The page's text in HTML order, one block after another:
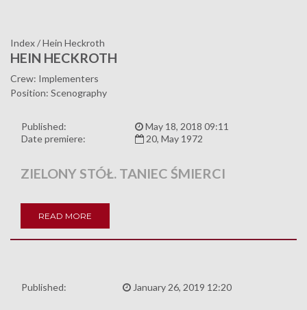
Index/Hein Heckroth
HEIN HECKROTH
Crew: Implementers
Position: Scenography
Published:
May 18, 2018 09:11
Date premiere:
20, May 1972
ZIELONY STÓŁ. TANIEC ŚMIERCI
READ MORE
Published: January 26, 2019 12:20